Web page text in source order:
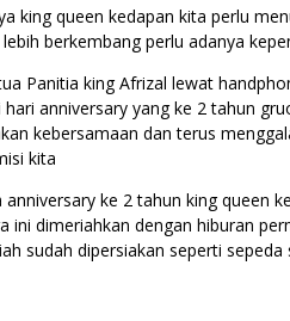
king queen kedapan kita perlu
berkembang perlu adanya
Panitia king Afrizal lewat
anniversary yang ke 2 tahun
kebersamaan dan terus
kita
ke 2 tahun king queen
ini dimeriahkan dengan hiburan
sudah dipersiakan seperti